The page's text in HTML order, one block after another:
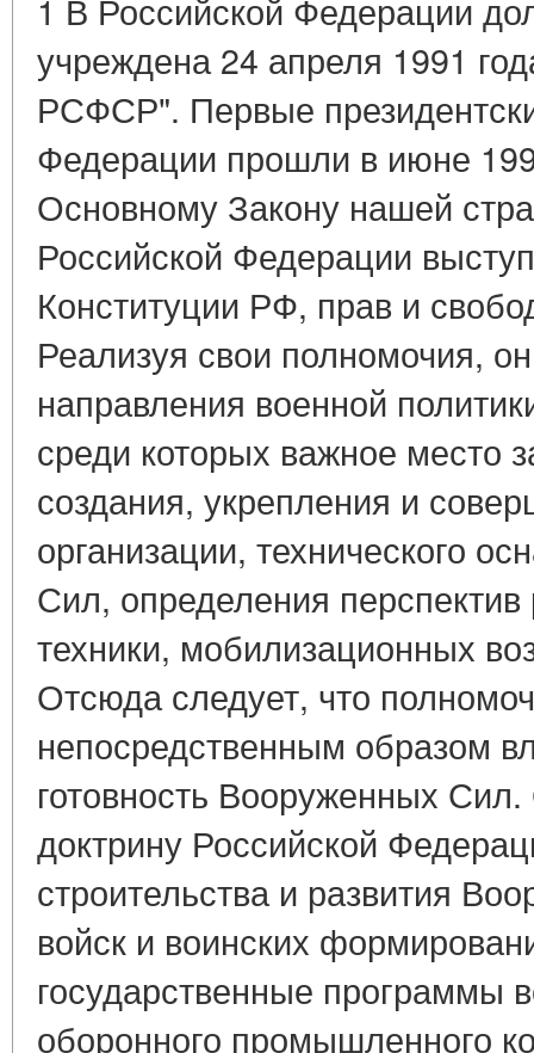
1 В Российской Федерации
учреждена 24 апреля 1991
РСФСР". Первые
Федерации прошли в июне
Основному Закону нашей
Российской Федерации
Конституции РФ, прав и
Реализуя свои полномочия,
направления военной
среди которых важное место
создания, укрепления и
организации, технического
Сил, определения перспектив
техники, мобилизационных
Отсюда следует, что
непосредственным образом
готовность Вооруженных
доктрину Российской
строительства и развития
войск и воинских
государственные программы
оборонного промышленного